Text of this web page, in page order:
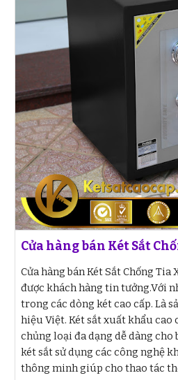
Cửa hàng bán Két Sắt
Cửa hàng bán Két Sắt Chống Tia
được khách hàng tin tưởng.Với
trong các dòng két cao cấp. Là
hiệu Việt. Két sắt xuất khẩu cao
chủng loại đa dạng dễ dàng cho
két sắt sử dụng các công nghệ
thông minh giúp cho thao tác